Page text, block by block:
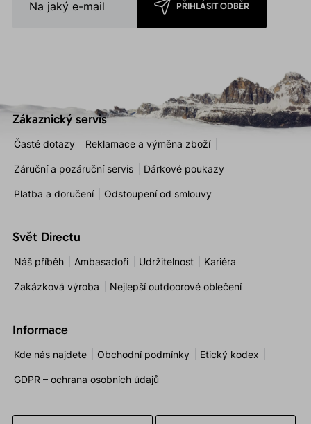
PŘIHLÁSIT ODBĚR
Zákaznický servis
Časté dotazy Reklamace a výměna zboží
Záruční a pozáruční servis Dárkové poukazy
Platba a doručení Odstoupení od smlouvy
Svět Directu
Náš příběh Ambasadoři Udržitelnost Kariéra
Zakázková výroba Nejlepší outdoorové oblečení
Informace
Kde nás najdete Obchodní podmínky Etický kodex
GDPR – ochrana osobních údajů